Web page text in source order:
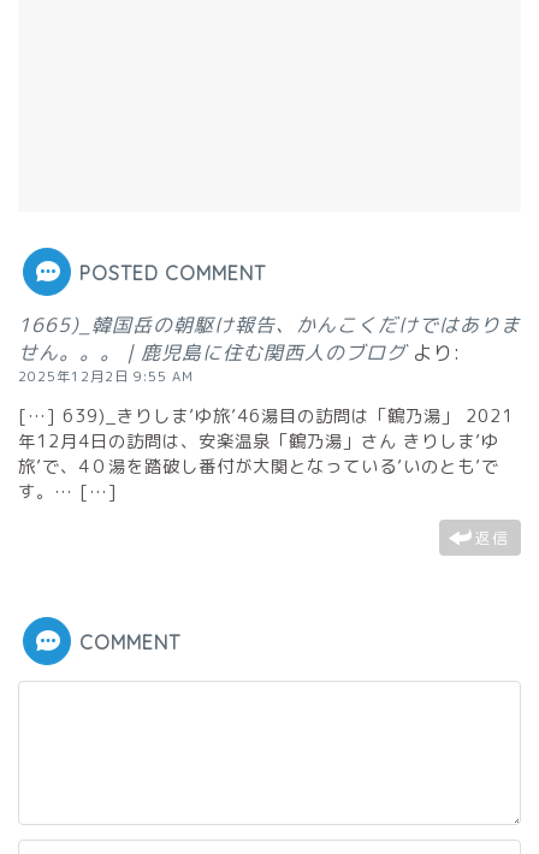
POSTED COMMENT
1665)_韓国岳の朝駆け報告、かんこくだけではありま
せん。。。｜鹿児島に住む関西人のブログ より:
2025年12月2日 9:55 AM
[…] 639)_きりしま’ゆ旅’46湯目の訪問は「鶴乃湯」 2021
年12月4日の訪問は、安楽温泉「鶴乃湯」さん きりしま’ゆ
旅’で、4０湯を踏破し番付が大関となっている’いのとも’で
す。… […]
返信
COMMENT